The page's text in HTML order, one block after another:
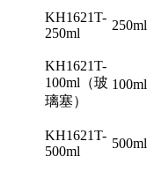
KH1621T-
250ml
250ml
KH1621T-
100ml（玻
璃塞）
100ml
KH1621T-
500ml
500ml